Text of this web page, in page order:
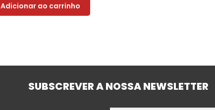
Adicionar ao carrinho
SUBSCREVER A NOSSA NEWSLETTER